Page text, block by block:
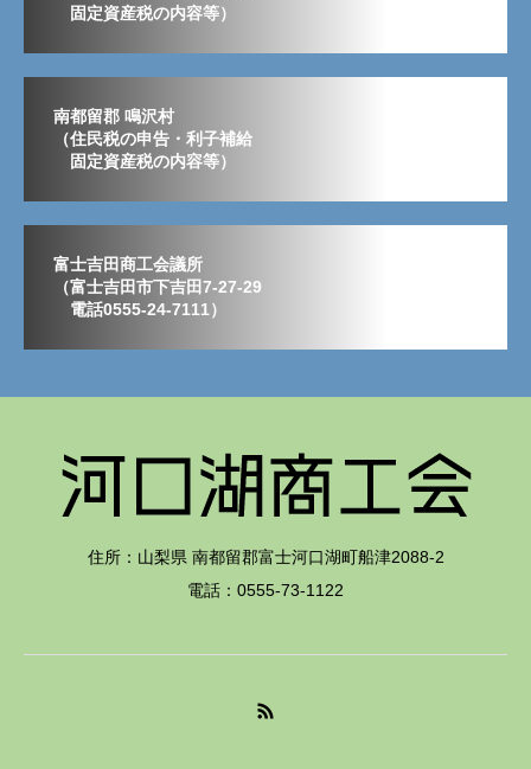
固定資産税の内容等）
南都留郡 鳴沢村
（住民税の申告・利子補給
固定資産税の内容等）
富士吉田商工会議所
（富士吉田市下吉田7-27-29
電話0555-24-7111）
住所：山梨県 南都留郡富士河口湖町船津2088-2
電話：0555-73-1122